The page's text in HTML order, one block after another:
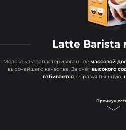
Latte Barista
Молоко ультрапастеризованное массовой
высочайшего качества. За счёт высокого
взбивается, образуя пышную,